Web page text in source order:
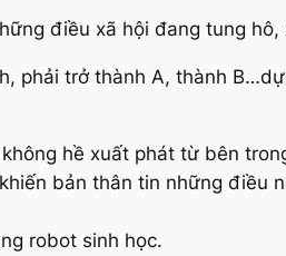
điều xã hội đang tung
phải trở thành A, thành
hề xuất phát từ bên
bản thân tin những điều
robot sinh học.